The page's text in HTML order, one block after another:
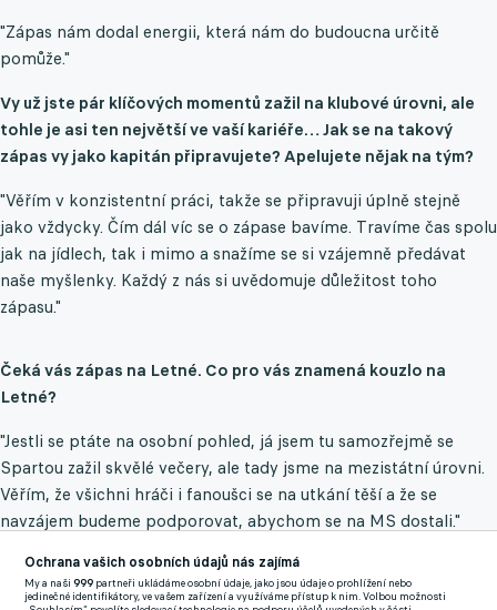
"Zápas nám dodal energii, která nám do budoucna určitě
pomůže."
Vy už jste pár klíčových momentů zažil na klubové úrovni, ale
tohle je asi ten největší ve vaší kariéře… Jak se na takový
zápas vy jako kapitán připravujete? Apelujete nějak na tým?
"Věřím v konzistentní práci, takže se připravuji úplně stejně
jako vždycky. Čím dál víc se o zápase bavíme. Travíme čas spolu
jak na jídlech, tak i mimo a snažíme se si vzájemně předávat
naše myšlenky. Každý z nás si uvědomuje důležitost toho
zápasu."
Čeká vás zápas na Letné. Co pro vás znamená kouzlo na
Letné?
"Jestli se ptáte na osobní pohled, já jsem tu samozřejmě se
Spartou zažil skvělé večery, ale tady jsme na mezistátní úrovni.
Věřím, že všichni hráči i fanoušci se na utkání těší a že se
navzájem budeme podporovat, abychom se na MS dostali."
Měl jste čas si napsat nebo zavolat s trenérem Priskem?
Ochrana vašich osobních údajů nás zajímá
My a naši999 partneři ukládáme osobní údaje, jako jsou údaje o prohlížení nebo
jedinečné identifikátory, ve vašem zařízení a využíváme přístup k nim. Volbou možnosti